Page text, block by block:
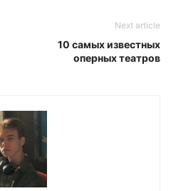
Next article
10 самых известных
оперных театров